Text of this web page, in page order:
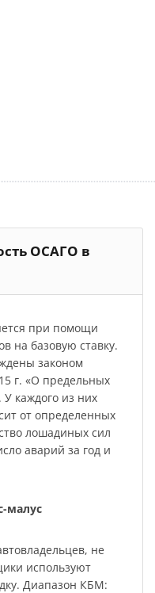
ОСАГО в
при помощи
на базовую ставку.
законом
г. «О предельных
У каждого из них
от определенных
лошадиных сил
аварий за год и
малус
не
используют
Диапазон КБМ: